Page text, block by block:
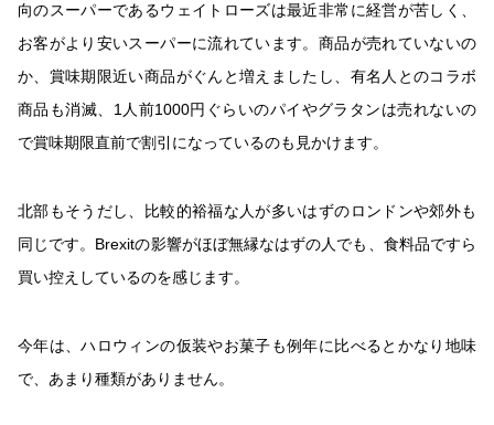
向のスーパーであるウェイトローズは最近非常に経営が苦しく、
お客がより安いスーパーに流れています。商品が売れていないの
か、賞味期限近い商品がぐんと増えましたし、有名人とのコラボ
商品も消滅、1人前1000円ぐらいのパイやグラタンは売れないの
で賞味期限直前で割引になっているのも見かけます。
北部もそうだし、比較的裕福な人が多いはずのロンドンや郊外も
同じです。 Brexitの影響がほぼ無縁なはずの人でも、食料品ですら
買い控えしているのを感じます。
今年は、ハロウィンの仮装やお菓子も例年に比べるとかなり地味
で、あまり種類がありません。